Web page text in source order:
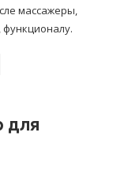
массажеры,
для